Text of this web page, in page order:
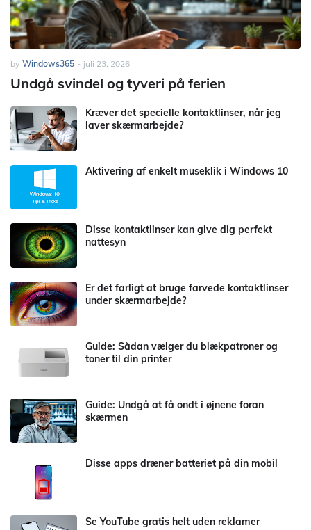
by Windows365 - juli 23, 2026
Undgå svindel og tyveri på ferien
Kræver det specielle kontaktlinser, når jeg
laver skærmarbejde?
Aktivering af enkelt museklik i Windows 10
Disse kontaktlinser kan give dig perfekt
nattesyn
Er det farligt at bruge farvede kontaktlinser
under skærmarbejde?
Guide: Sådan vælger du blækpatroner og
toner til din printer
Guide: Undgå at få ondt i øjnene foran
skærmen
Disse apps dræner batteriet på din mobil
Se YouTube gratis helt uden reklamer